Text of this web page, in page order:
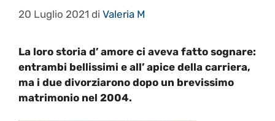
20 Luglio 2021 di Valeria M
La loro storia d’ amore ci aveva fatto sognare:
entrambi bellissimi e all’ apice della carriera,
ma i due divorziarono dopo un brevissimo
matrimonio nel 2004.